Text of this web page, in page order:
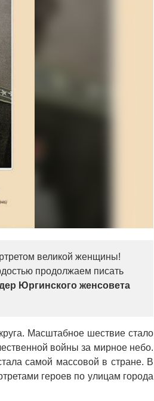
великой женщины!
продолжаем писать
Юргинского женсовета
Масштабное шествие стало
войны за мирное небо.
самой массовой в стране. В
героев по улицам города